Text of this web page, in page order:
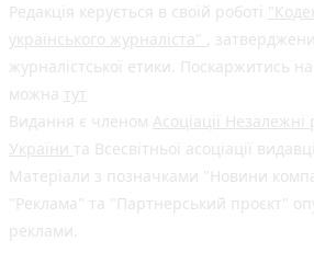
Редакція керується в своїй роботі
українського журналіста" ,
журналістської етики. Поскаржитись на
можна тут
Видання є членом Асоціації Незалежні
України та Всесвітньої асоціації
Матеріали з позначками "Новини
"Реклама" та "Партнерський проєкт"
реклами.